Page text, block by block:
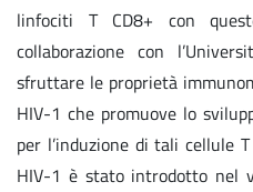
linfociti T CD8+ con
collaborazione con
sfruttare le proprietà
HIV-1 che promuove lo
per l’induzione di tali cellule
HIV-1 è stato introdotto nel